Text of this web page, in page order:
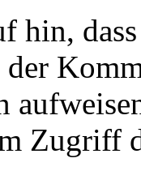
hin,
der
Zugriff